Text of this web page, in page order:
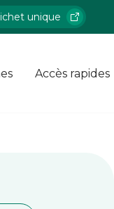
unique
Accès rapides